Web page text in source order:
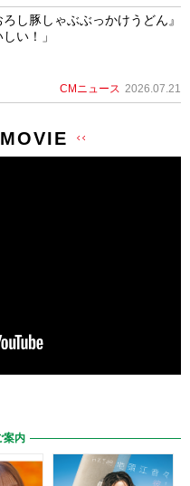
し豚しゃぶぶっかけうどん』
い！」
CMニュース 2026.07.21
案内